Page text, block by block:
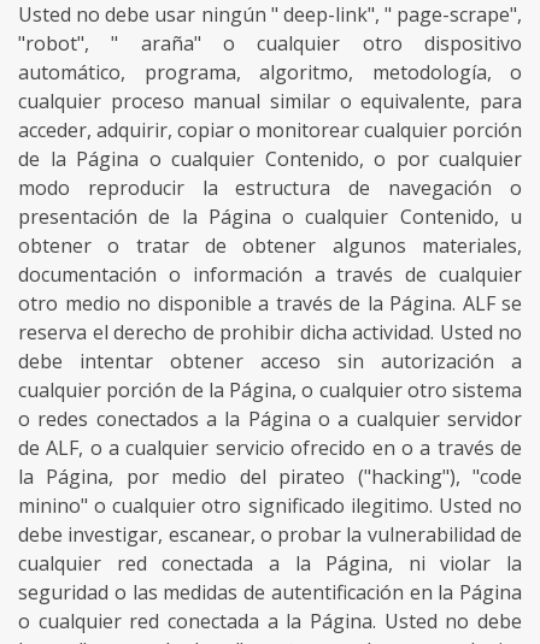
Usted no debe usar ningún " deep-link", " page-scrape",
"robot", " araña" o cualquier otro dispositivo
automático, programa, algoritmo, metodología, o
cualquier proceso manual similar o equivalente, para
acceder, adquirir, copiar o monitorear cualquier porción
de la Página o cualquier Contenido, o por cualquier
modo reproducir la estructura de navegación o
presentación de la Página o cualquier Contenido, u
obtener o tratar de obtener algunos materiales,
documentación o información a través de cualquier
otro medio no disponible a través de la Página. ALF se
reserva el derecho de prohibir dicha actividad. Usted no
debe intentar obtener acceso sin autorización a
cualquier porción de la Página, o cualquier otro sistema
o redes conectados a la Página o a cualquier servidor
de ALF, o a cualquier servicio ofrecido en o a través de
la Página, por medio del pirateo ("hacking"), "code
minino" o cualquier otro significado ilegitimo. Usted no
debe investigar, escanear, o probar la vulnerabilidad de
cualquier red conectada a la Página, ni violar la
seguridad o las medidas de autentificación en la Página
o cualquier red conectada a la Página. Usted no debe